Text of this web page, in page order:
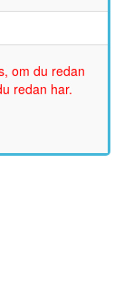
om du redan
redan har.